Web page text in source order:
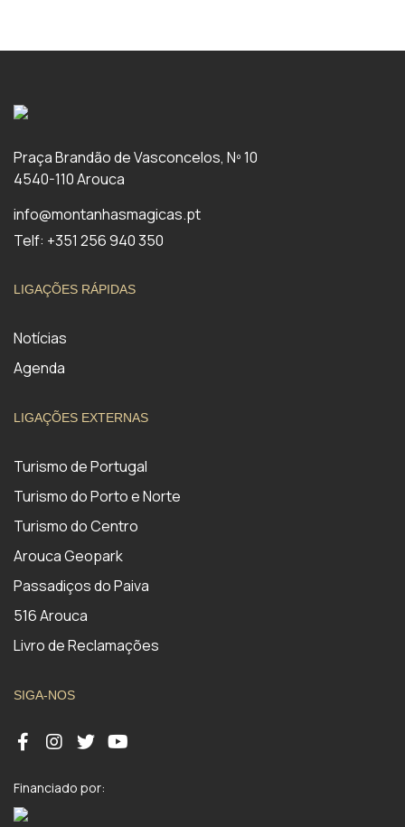
Praça Brandão de Vasconcelos, Nº 10
4540-110 Arouca
info@montanhasmagicas.pt
Telf: +351 256 940 350
LIGAÇÕES RÁPIDAS
Notícias
Agenda
LIGAÇÕES EXTERNAS
Turismo de Portugal
Turismo do Porto e Norte
Turismo do Centro
Arouca Geopark
Passadiços do Paiva
516 Arouca
Livro de Reclamações
SIGA-NOS
Financiado por: